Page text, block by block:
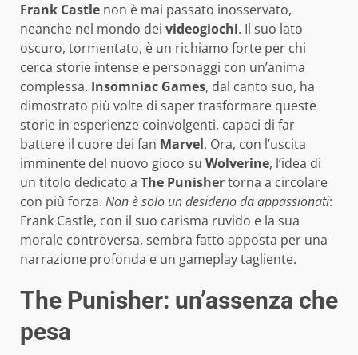
Frank Castle non è mai passato inosservato,
neanche nel mondo dei videogiochi. Il suo lato
oscuro, tormentato, è un richiamo forte per chi
cerca storie intense e personaggi con un’anima
complessa. Insomniac Games, dal canto suo, ha
dimostrato più volte di saper trasformare queste
storie in esperienze coinvolgenti, capaci di far
battere il cuore dei fan Marvel. Ora, con l’uscita
imminente del nuovo gioco su Wolverine, l’idea di
un titolo dedicato a The Punishertorna a circolare
con più forza. Non è solo un desiderio da appassionati:
Frank Castle, con il suo carisma ruvido e la sua
morale controversa, sembra fatto apposta per una
narrazione profonda e un gameplay tagliente.
The Punisher: un’assenza che
pesa